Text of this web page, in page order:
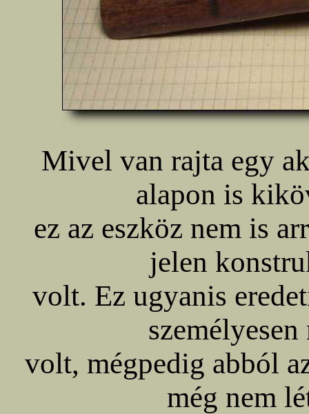
Mivel van rajta egy
alapon is
ez az eszköz nem is
jelen
volt. Ez ugyanis
volt, mégpedig abból
még nem